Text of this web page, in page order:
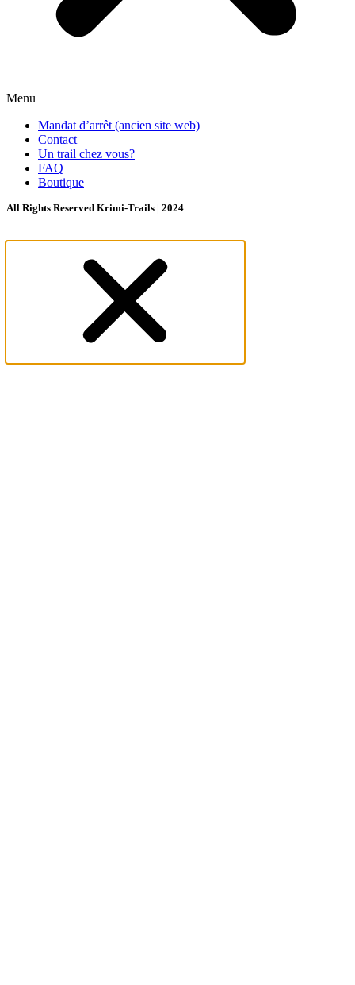
Menu
Mandat d’arrêt (ancien site web)
Contact
Un trail chez vous?
FAQ
Boutique
All Rights Reserved Krimi-Trails | 2024